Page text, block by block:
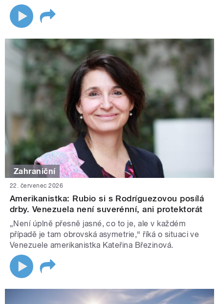
Zahraniční
22. červenec 2026
Amerikanistka: Rubio si s Rodríguezovou posílá
drby. Venezuela není suverénní, ani protektorát
„Není úplně přesně jasné, co to je, ale v každém
případě je tam obrovská asymetrie,“ říká o situaci ve
Venezuele amerikanistka Kateřina Březinová.